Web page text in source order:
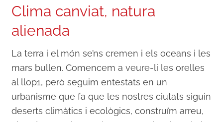
Clima canviat, natura
alienada
La terra i el món se’ns cremen i els oceans i les
mars bullen. Comencem a veure-li les orelles
al llop1, però seguim entestats en un
urbanisme que fa que les nostres ciutats siguin
deserts climàtics i ecològics, construïm arreu,